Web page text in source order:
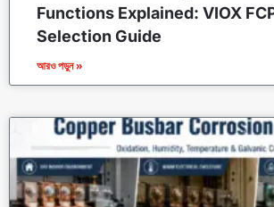
Functions Explained: VIOX
Selection Guide
আরও পড়ুন »